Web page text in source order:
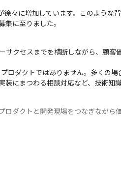
々に増加しています。このような
に至りました。
クセスまでを横断しながら、顧
ロダクトではありません。多くの
にまつわる相談対応など、技術
ダクトと開発現場をつなぎながら